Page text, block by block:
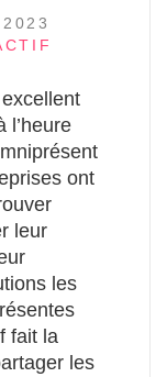
l’heure
ont
leur
les
fait la
les